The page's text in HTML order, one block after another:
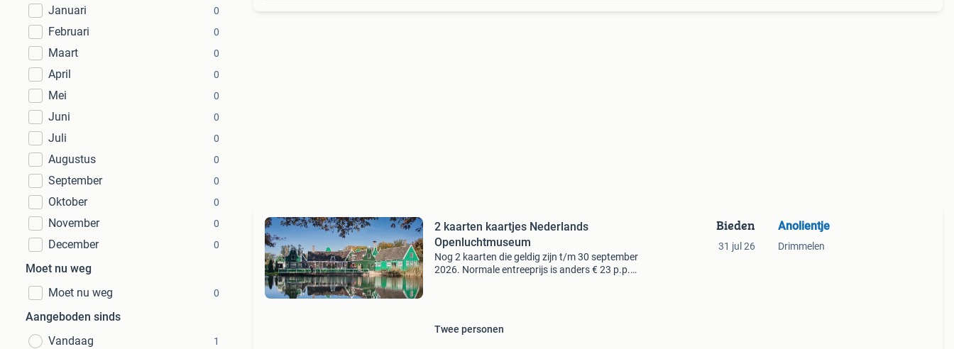
Januari
0
Februari 0
Maart 0
April 0
Mei 0
Juni 0
Juli 0
Augustus 0
September 0
Oktober 0
November 0
December 0
Moet nu weg
Moet nu weg
0
Aangeboden sinds
Vandaag
1
2 kaarten kaartjes Nederlands
Openluchtmuseum
Nog 2 kaarten die geldig zijn t/m 30 september
2026. Normale entreeprijs is anders € 23 p.p.
Twee personen
Bieden
31 jul 26
Anolientje
Drimmelen